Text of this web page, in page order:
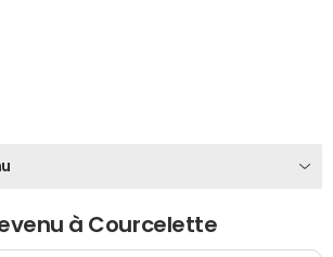
à Courcelette